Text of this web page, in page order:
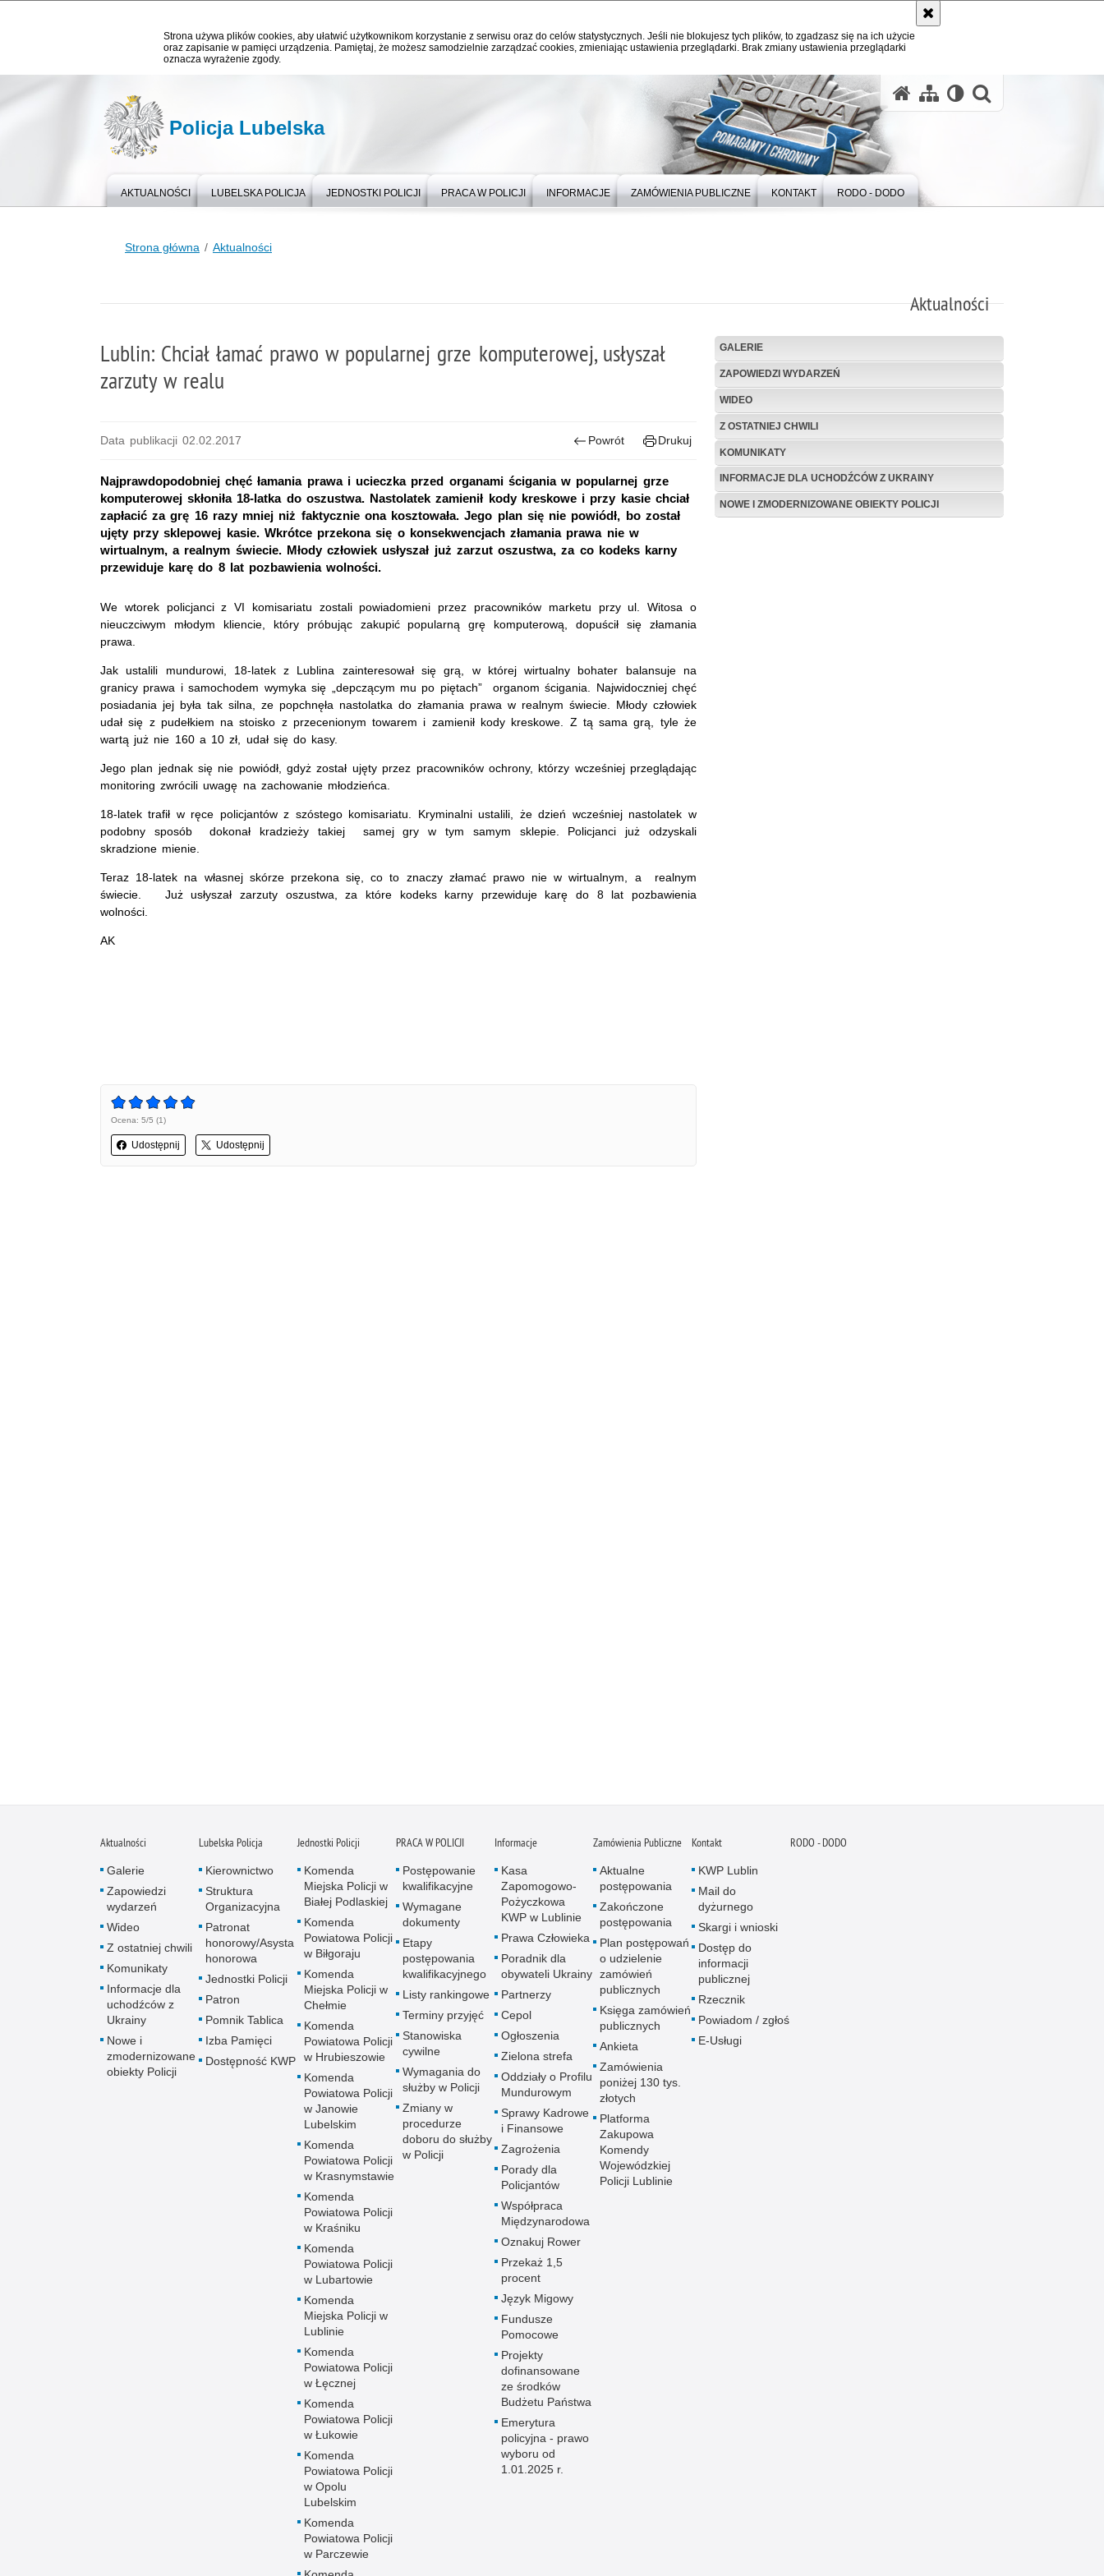
Strona używa plików cookies, aby ułatwić użytkownikom korzystanie z serwisu oraz do celów statystycznych. Jeśli nie blokujesz tych plików, to zgadzasz się na ich użycie
oraz zapisanie w pamięci urządzenia. Pamiętaj, że możesz samodzielnie zarządzać cookies, zmieniając ustawienia przeglądarki. Brak zmiany ustawienia przeglądarki
oznacza wyrażenie zgody.
Policja Lubelska
AKTUALNOŚCI LUBELSKA POLICJA JEDNOSTKI POLICJI PRACA W POLICJI INFORMACJE ZAMÓWIENIA PUBLICZNE KONTAKT RODO - DODO
Strona główna Aktualności
Aktualności
Lublin: Chciał łamać prawo w popularnej grze komputerowej, usłyszał
zarzuty w realu
Data publikacji 02.02.2017 Powrót Drukuj
Najprawdopodobniej chęć łamania prawa i ucieczka przed organami ścigania w popularnej grze
komputerowej skłoniła 18-latka do oszustwa. Nastolatek zamienił kody kreskowe i przy kasie chciał
zapłacić za grę 16 razy mniej niż faktycznie ona kosztowała. Jego plan się nie powiódł, bo został
ujęty przy sklepowej kasie. Wkrótce przekona się o konsekwencjach złamania prawa nie w
wirtualnym, a realnym świecie. Młody człowiek usłyszał już zarzut oszustwa, za co kodeks karny
przewiduje karę do 8 lat pozbawienia wolności.
We wtorek policjanci z VI komisariatu zostali powiadomieni przez pracowników marketu przy ul. Witosa o
nieuczciwym młodym kliencie, który próbując zakupić popularną grę komputerową, dopuścił się złamania
prawa.
Jak ustalili mundurowi, 18-latek z Lublina zainteresował się grą, w której wirtualny bohater balansuje na
granicy prawa i samochodem wymyka się „depczącym mu po piętach” organom ścigania. Najwidoczniej chęć
posiadania jej była tak silna, ze popchnęła nastolatka do złamania prawa w realnym świecie. Młody człowiek
udał się z pudełkiem na stoisko z przecenionym towarem i zamienił kody kreskowe. Z tą sama grą, tyle że
wartą już nie 160 a 10 zł, udał się do kasy.
Jego plan jednak się nie powiódł, gdyż został ujęty przez pracowników ochrony, którzy wcześniej przeglądając
monitoring zwrócili uwagę na zachowanie młodzieńca.
18-latek trafił w ręce policjantów z szóstego komisariatu. Kryminalni ustalili, że dzień wcześniej nastolatek w
podobny sposób dokonał kradzieży takiej samej gry w tym samym sklepie. Policjanci już odzyskali
skradzione mienie.
Teraz 18-latek na własnej skórze przekona się, co to znaczy złamać prawo nie w wirtualnym, a realnym
świecie. Już usłyszał zarzuty oszustwa, za które kodeks karny przewiduje karę do 8 lat pozbawienia
wolności.
AK
Ocena: 5/5 (1)
Udostępnij Udostępnij
GALERIE
ZAPOWIEDZI WYDARZEŃ
WIDEO
Z OSTATNIEJ CHWILI
KOMUNIKATY
INFORMACJE DLA UCHODŹCÓW Z UKRAINY
NOWE I ZMODERNIZOWANE OBIEKTY POLICJI
Aktualności
Galerie
Zapowiedzi
wydarzeń
Wideo
Z ostatniej chwili
Komunikaty
Informacje dla
uchodźców z
Ukrainy
Nowe i
zmodernizowane
obiekty Policji
Lubelska Policja
Kierownictwo
Struktura
Organizacyjna
Patronat
honorowy/Asysta
honorowa
Jednostki Policji
Patron
Pomnik Tablica
Izba Pamięci
Dostępność KWP
Jednostki Policji
Komenda
Miejska Policji w
Białej Podlaskiej
Komenda
Powiatowa Policji
w Biłgoraju
Komenda
Miejska Policji w
Chełmie
Komenda
Powiatowa Policji
w Hrubieszowie
Komenda
Powiatowa Policji
w Janowie
Lubelskim
Komenda
Powiatowa Policji
w Krasnymstawie
Komenda
Powiatowa Policji
w Kraśniku
Komenda
Powiatowa Policji
w Lubartowie
Komenda
Miejska Policji w
Lublinie
Komenda
Powiatowa Policji
w Łęcznej
Komenda
Powiatowa Policji
w Łukowie
Komenda
Powiatowa Policji
w Opolu
Lubelskim
Komenda
Powiatowa Policji
w Parczewie
PRACA W POLICJI
Postępowanie
kwalifikacyjne
Wymagane
dokumenty
Etapy
postępowania
kwalifikacyjnego
Listy rankingowe
Terminy przyjęć
Stanowiska
cywilne
Wymagania do
służby w Policji
Zmiany w
procedurze
doboru do służby
w Policji
Informacje
Kasa
Zapomogowo-
Pożyczkowa
KWP w Lublinie
Prawa Człowieka
Poradnik dla
obywateli Ukrainy
Partnerzy
Cepol
Ogłoszenia
Zielona strefa
Oddziały o Profilu
Mundurowym
Sprawy Kadrowe
i Finansowe
Zagrożenia
Porady dla
Policjantów
Współpraca
Międzynarodowa
Oznakuj Rower
Przekaż 1,5
procent
Język Migowy
Fundusze
Pomocowe
Projekty
dofinansowane
ze środków
Budżetu Państwa
Emerytura
policyjna - prawo
wyboru od
1.01.2025 r.
Zamówienia Publiczne
Aktualne
postępowania
Zakończone
postępowania
Plan postępowań
o udzielenie
zamówień
publicznych
Księga zamówień
publicznych
Ankieta
Zamówienia
poniżej 130 tys.
złotych
Platforma
Zakupowa
Komendy
Wojewódzkiej
Policji Lublinie
Kontakt
KWP Lublin
Mail do
dyżurnego
Skargi i wnioski
Dostęp do
informacji
publicznej
Rzecznik
Powiadom / zgłoś
E-Usługi
RODO - DODO